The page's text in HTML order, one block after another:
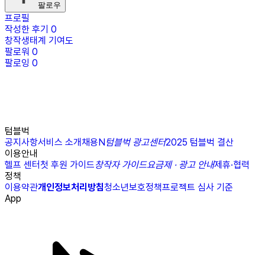
팔로우
프로필
작성한 후기 0
창작생태계 기여도
팔로워 0
팔로잉 0
텀블벅
공지사항서비스 소개채용N텀블벅 광고센터2025 텀블벅 결산
이용안내
헬프 센터첫 후원 가이드창작자 가이드요금제 · 광고 안내제휴·협력
정책
이용약관개인정보처리방침청소년보호정책프로젝트 심사 기준
App